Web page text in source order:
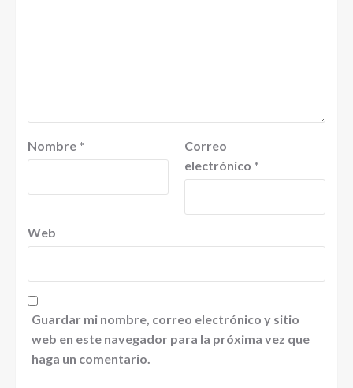
Nombre *
Correo
electrónico *
Web
Guardar mi nombre, correo electrónico y sitio
web en este navegador para la próxima vez que
haga un comentario.